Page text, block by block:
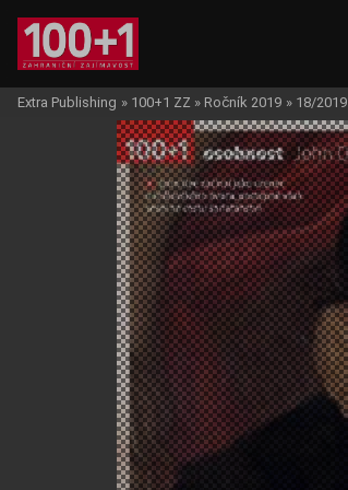
Extra Publishing » 100+1 ZZ » Ročník 2019 » 18/2019